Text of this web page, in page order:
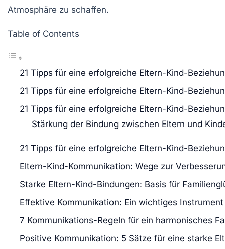
Atmosphäre zu schaffen.
Table of Contents
21 Tipps für eine erfolgreiche Eltern-Kind-
21 Tipps für eine erfolgreiche Eltern-Kind-
21 Tipps für eine erfolgreiche Eltern-Kind-
Stärkung der Bindung zwischen Eltern und
21 Tipps für eine erfolgreiche Eltern-Kind-
Eltern-Kind-Kommunikation: Wege zur
Starke Eltern-Kind-Bindungen: Basis für
Effektive Kommunikation: Ein wichtiges
7 Kommunikations-Regeln für ein harmonisches
Positive Kommunikation: 5 Sätze für eine starke